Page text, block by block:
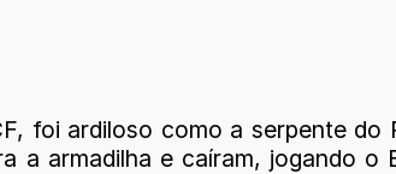
foi ardiloso como a serpente do
armadilha e caíram, jogando o